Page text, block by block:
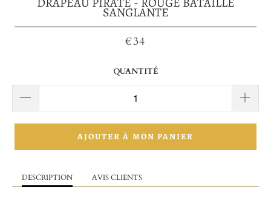
SANGLANTE
€34
QUANTITÉ
AJOUTER À MON PANIER
DESCRIPTION AVIS CLIENTS